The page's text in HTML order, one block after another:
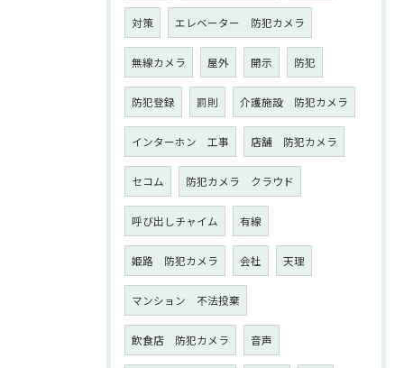
対策 エレベーター 防犯カメラ
無線カメラ 屋外 開示 防犯
防犯登録 罰則 介護施設 防犯カメラ
インターホン 工事 店舗 防犯カメラ
セコム 防犯カメラ クラウド
呼び出しチャイム 有線
姫路 防犯カメラ 会社 天理
マンション 不法投棄
飲食店 防犯カメラ 音声